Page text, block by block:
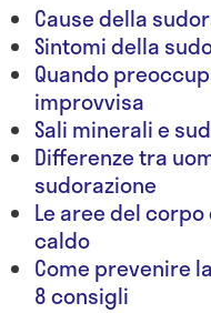
Cause della
Sintomi della
Quando
improvvisa
Sali minerali e
Differenze tra
sudorazione
Le aree del
caldo
Come prevenire
8 consigli